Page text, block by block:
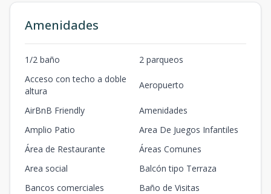
Amenidades
1/2 baño
2 parqueos
Acceso con techo a doble
altura
Aeropuerto
AirBnB Friendly
Amenidades
Amplio Patio
Area De Juegos Infantiles
Área de Restaurante
Áreas Comunes
Area social
Balcón tipo Terraza
Bancos comerciales
Baño de Visitas